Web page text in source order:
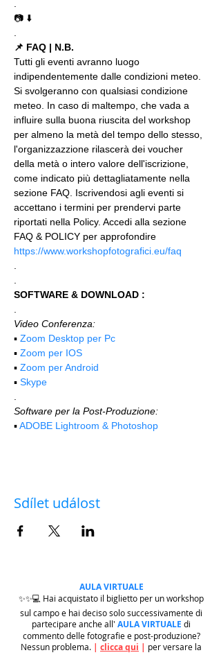
📷 ⬇️
📌 FAQ | N.B.
Tutti gli eventi avranno luogo
indipendentemente dalle condizioni meteo.
Si svolgeranno con qualsiasi condizione
meteo. In caso di maltempo, che vada a
influire sulla buona riuscita del workshop
per almeno la metà del tempo dello stesso,
l'organizzazzione rilascerà dei voucher
della metà o intero valore dell'iscrizione,
come indicato più dettagliatamente nella
sezione FAQ. Iscrivendosi agli eventi si
accettano i termini per prendervi parte
riportati nella Policy. Accedi alla sezione
FAQ & POLICY per approfondire
https://www.workshopfotografici.eu/faq
SOFTWARE & DOWNLOAD :
Video Conferenza:
▪️ Zoom Desktop per Pc
▪️ Zoom per IOS
▪️ Zoom per Android
▪️ Skype
Software per la Post-Produzione:
▪️ ADOBE Lightroom & Photoshop
Sdílet událost
AULA VIRTUALE
✨✨💻 Hai acquistato il biglietto per un workshop
sul campo e hai deciso solo successivamente di
partecipare anche all' AULA VIRTUALE di
commento delle fotografie e post-produzione?
Nessun problema. | clicca qui | per versare la